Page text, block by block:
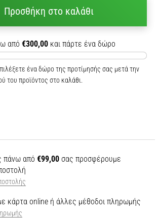
Προσθήκη στο καλάθι
από €300,00 και πάρτε ένα δώρο
ένα δώρο της προτίμησής σας μετά την
του προϊόντος στο καλάθι.
πάνω από €99,00 σας προσφέρουμε
κάρτα online ή άλλες μέθοδοι πληρωμής